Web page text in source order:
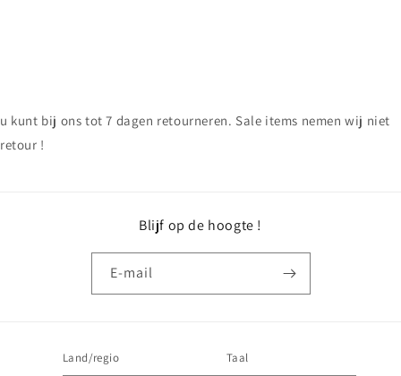
u kunt bij ons tot 7 dagen retourneren. Sale items nemen wij niet
retour !
Blijf op de hoogte !
E‑mail
Land/regio Taal